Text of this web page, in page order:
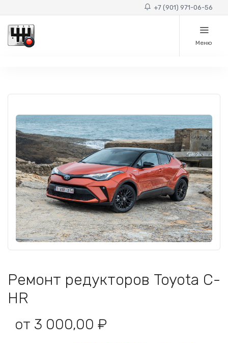
+7 (901) 971-06-56
Меню
Ремонт редукторов Toyota C-
HR
от 3 000,00 ₽